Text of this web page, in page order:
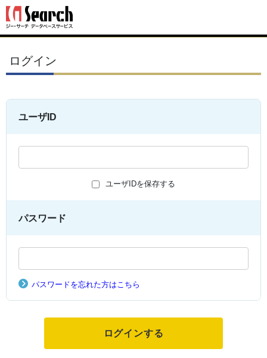
ログイン
ユーザID
ユーザIDを保存する
パスワード
パスワードを忘れた方はこちら